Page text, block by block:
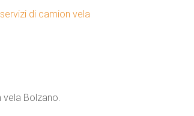
di camion vela
vela Bolzano.